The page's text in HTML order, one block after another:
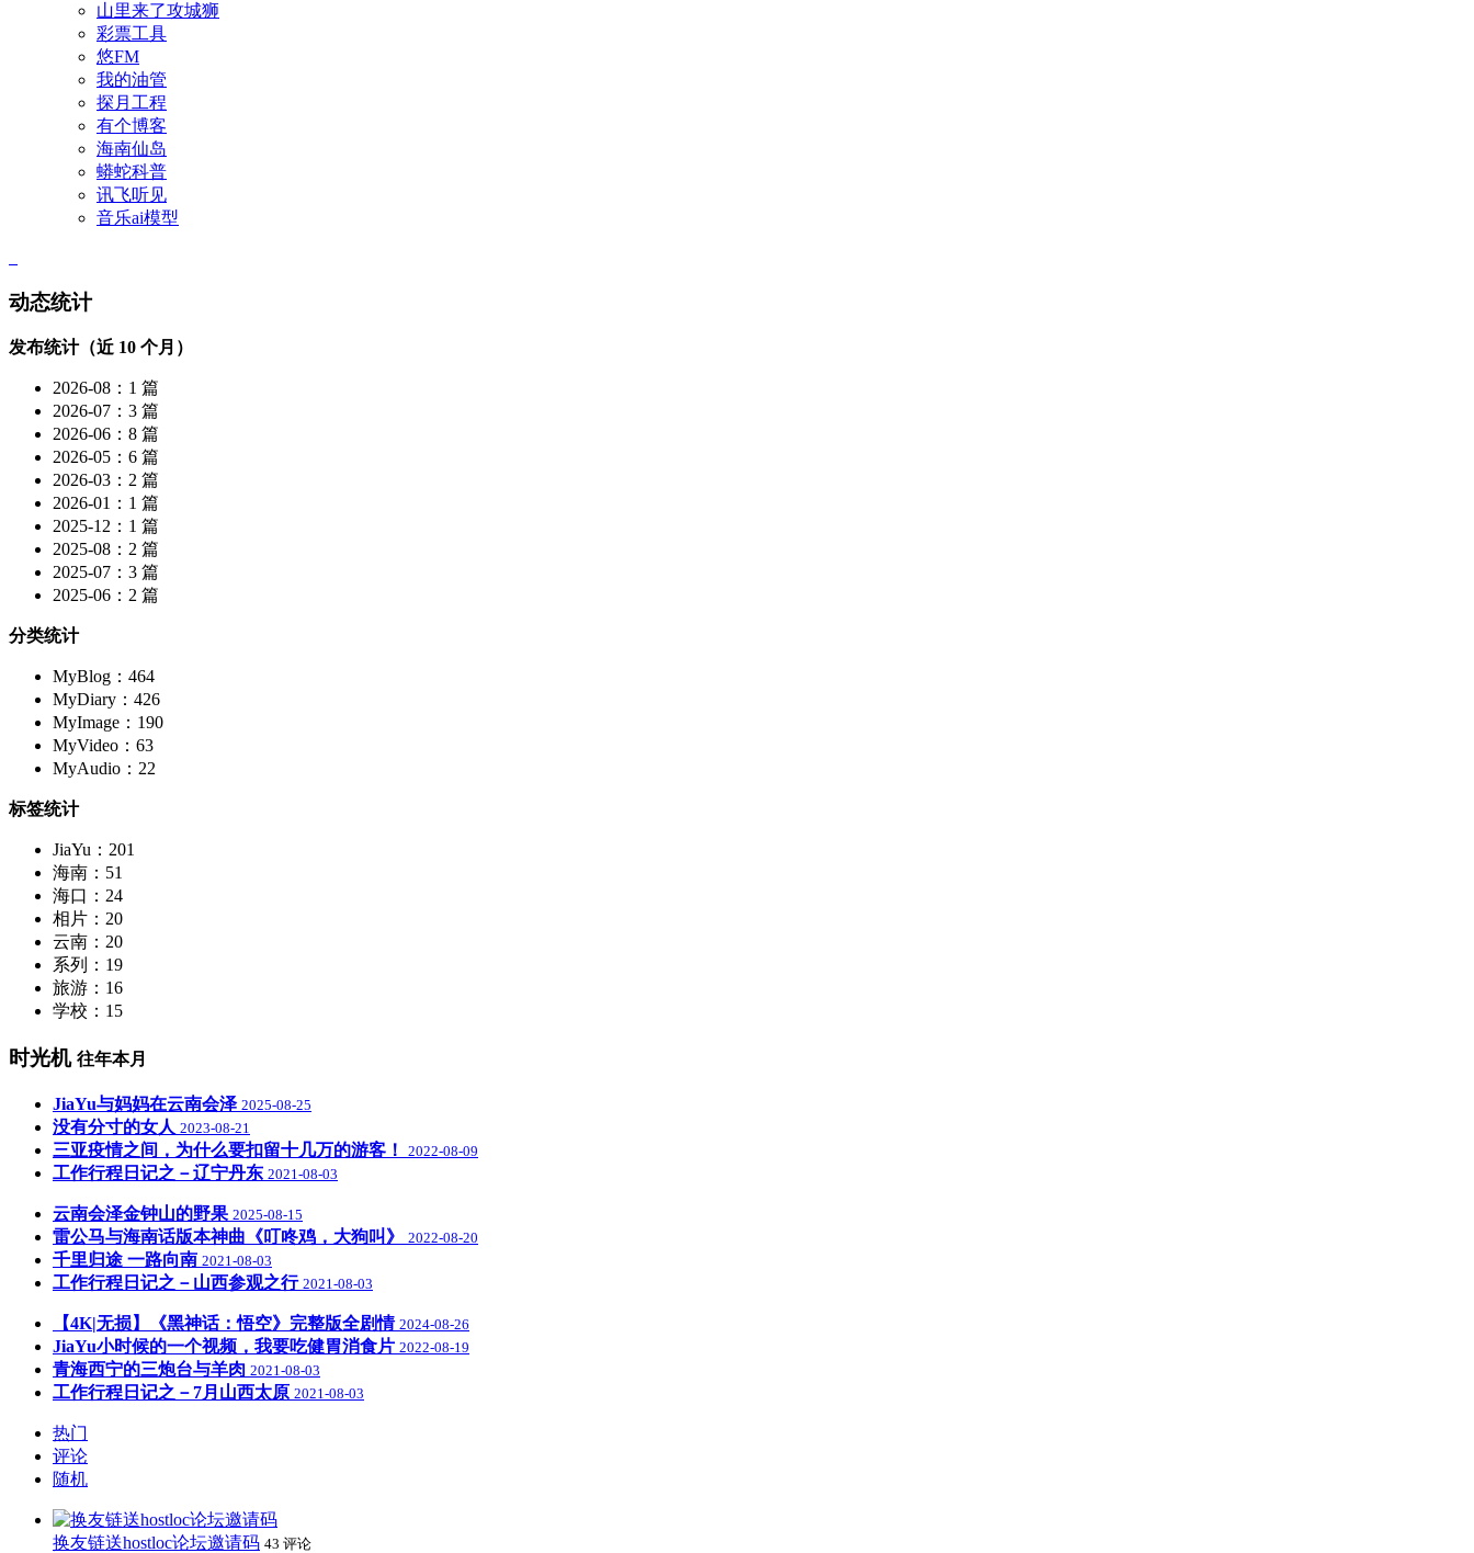
山里来了攻城狮
彩票工具
悠FM
我的油管
探月工程
有个博客
海南仙岛
蟒蛇科普
讯飞听见
音乐ai模型
动态统计
发布统计（近 10 个月）
2026-08：1 篇
2026-07：3 篇
2026-06：8 篇
2026-05：6 篇
2026-03：2 篇
2026-01：1 篇
2025-12：1 篇
2025-08：2 篇
2025-07：3 篇
2025-06：2 篇
分类统计
MyBlog：464
MyDiary：426
MyImage：190
MyVideo：63
MyAudio：22
标签统计
JiaYu：201
海南：51
海口：24
相片：20
云南：20
系列：19
旅游：16
学校：15
时光机 往年本月
JiaYu与妈妈在云南会泽 2025-08-25
没有分寸的女人 2023-08-21
三亚疫情之间，为什么要扣留十几万的游客！ 2022-08-09
工作行程日记之－辽宁丹东 2021-08-03
云南会泽金钟山的野果 2025-08-15
雷公马与海南话版本神曲《叮咚鸡，大狗叫》 2022-08-20
千里归途 一路向南 2021-08-03
工作行程日记之－山西参观之行 2021-08-03
【4K|无损】《黑神话：悟空》完整版全剧情 2024-08-26
JiaYu小时候的一个视频，我要吃健胃消食片 2022-08-19
青海西宁的三炮台与羊肉 2021-08-03
工作行程日记之－7月山西太原 2021-08-03
热门
评论
随机
换友链送hostloc论坛邀请码 43 评论